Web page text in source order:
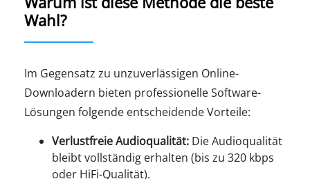
Wahl?
Im Gegensatz zu unzuverlässigen Online-
Downloadern bieten professionelle Software-
Lösungen folgende entscheidende Vorteile:
Verlustfreie Audioqualität: Die Audioqualität
bleibt vollständig erhalten (bis zu 320 kbps
oder HiFi-Qualität).